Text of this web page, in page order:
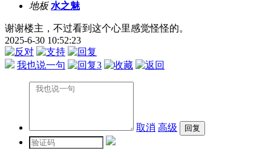
地板 水之魅
谢谢楼主，不过看到这个心里感觉怪怪的。
2025-6-30 10:52:23
我也说一句 3
取消 高级